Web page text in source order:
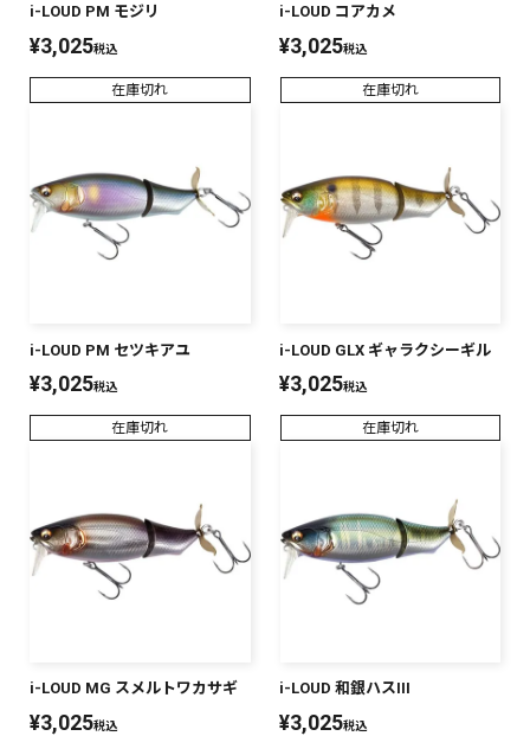
i-LOUD PM モジリ
¥3,025税込
在庫切れ
i-LOUD コアカメ
¥3,025税込
在庫切れ
i-LOUD PM セツキアユ
¥3,025税込
在庫切れ
i-LOUD GLX ギャラクシーギル
¥3,025税込
在庫切れ
i-LOUD MG スメルトワカサギ
¥3,025税込
i-LOUD 和銀ハスIII
¥3,025税込